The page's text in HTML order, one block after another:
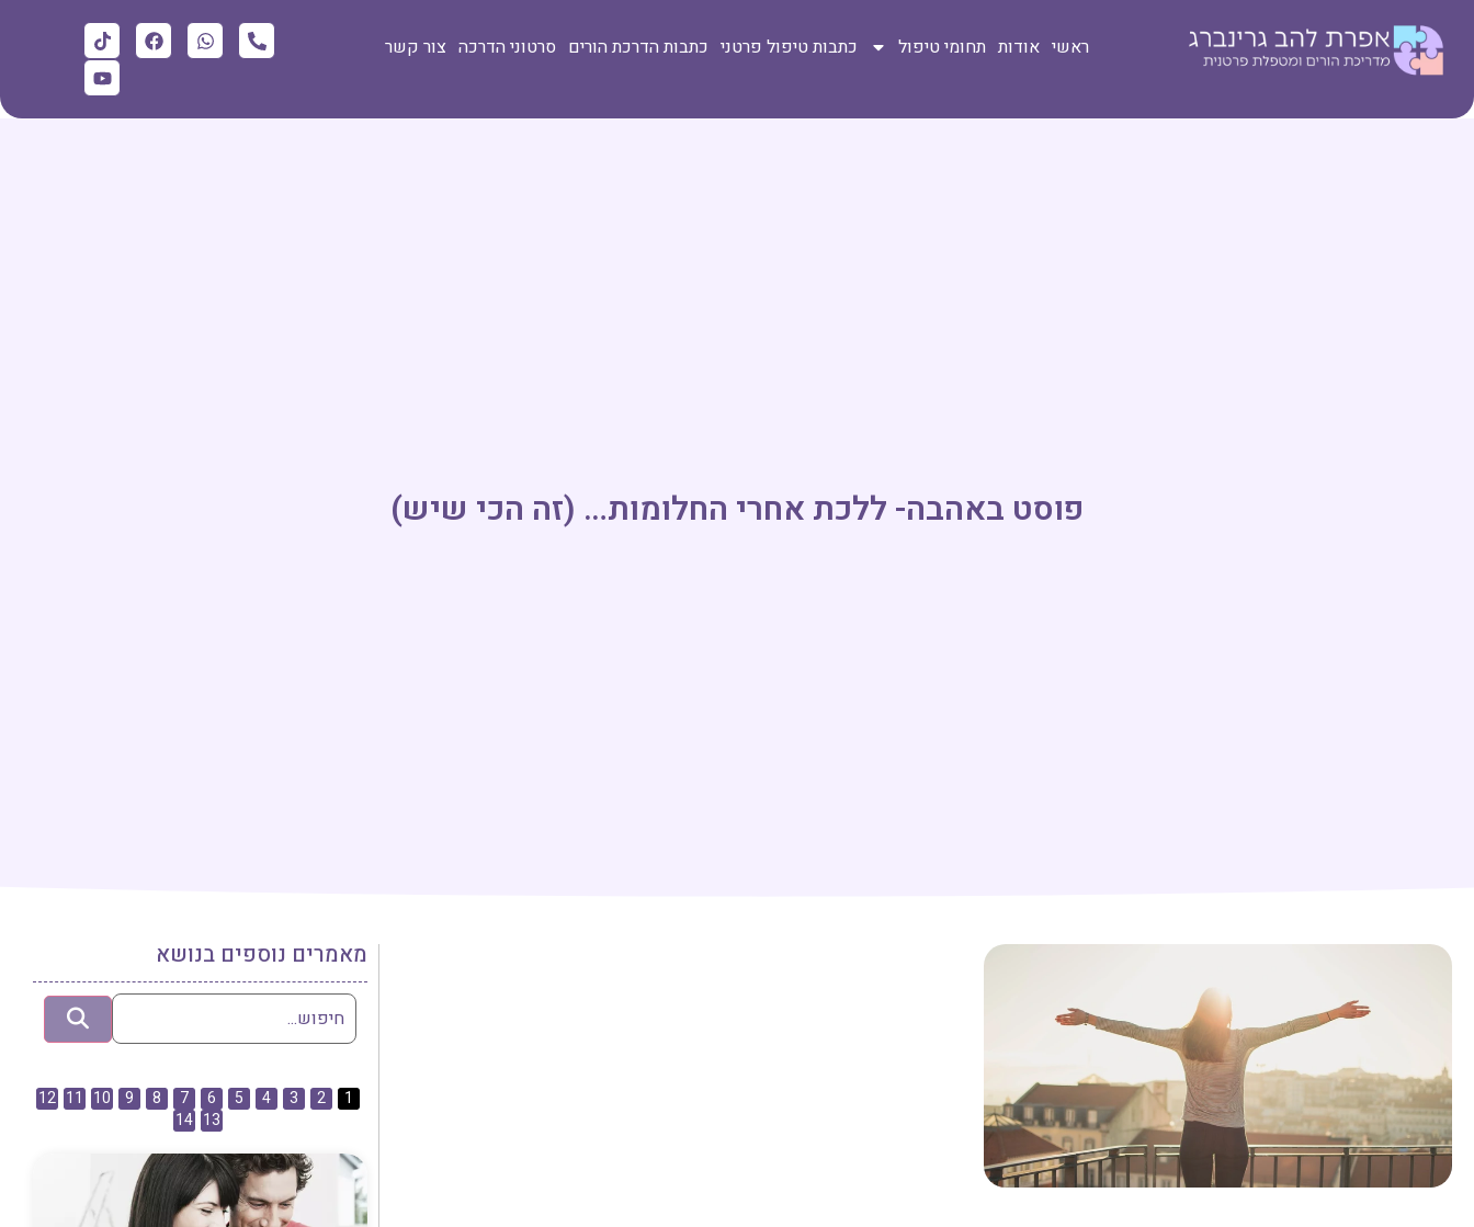
ראשי אודות תחומי טיפול כתבות טיפול פרטני כתבות הדרכת הורים סרטוני הדרכה צור קשר
פוסט באהבה- ללכת אחרי החלומות… (זה הכי שיש)
מאמרים נוספים בנושא
1
2
3
4
5
6
7
8
9
10
11
12
13
14